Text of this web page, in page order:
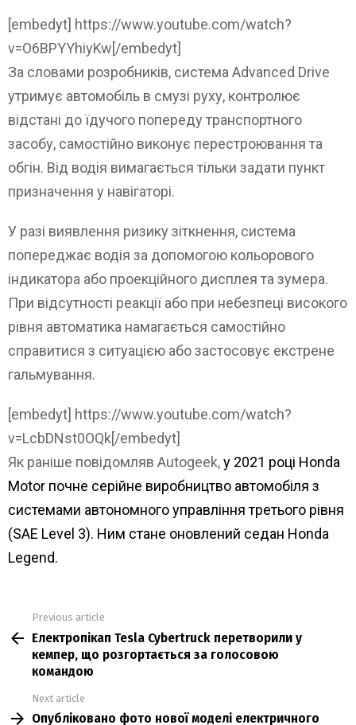
[embedyt] https://www.youtube.com/watch?
v=O6BPYYhiyKw[/embedyt]
За словами розробників, система Advanced Drive
утримує автомобіль в смузі руху, контролює
відстані до їдучого попереду транспортного
засобу, самостійно виконує перестроювання та
обгін. Від водія вимагається тільки задати пункт
призначення у навігаторі.
У разі виявлення ризику зіткнення, система
попереджає водія за допомогою кольорового
індикатора або проекційного дисплея та зумера.
При відсутності реакції або при небезпеці високого
рівня автоматика намагається самостійно
справитися з ситуацією або застосовує екстрене
гальмування.
[embedyt] https://www.youtube.com/watch?
v=LcbDNst0OQk[/embedyt]
Як раніше повідомляв Autogeek,у 2021 році Honda
Motor почне серійне виробництво автомобіля з
системами автономного управління третього рівня
(SAE Level 3). Ним стане оновлений седан Honda
Legend.
more
Previous article
Електропікап Tesla Cybertruck перетворили у
кемпер, що розгортається за голосовою
командою
Next article
Опубліковано фото нової моделі електричного